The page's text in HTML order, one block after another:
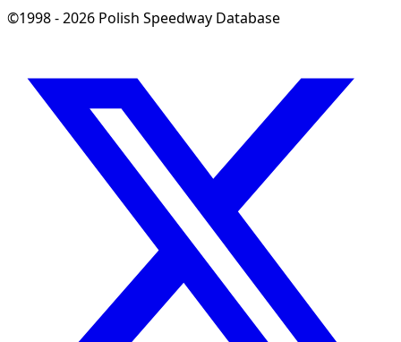
©1998 - 2026 Polish Speedway Database